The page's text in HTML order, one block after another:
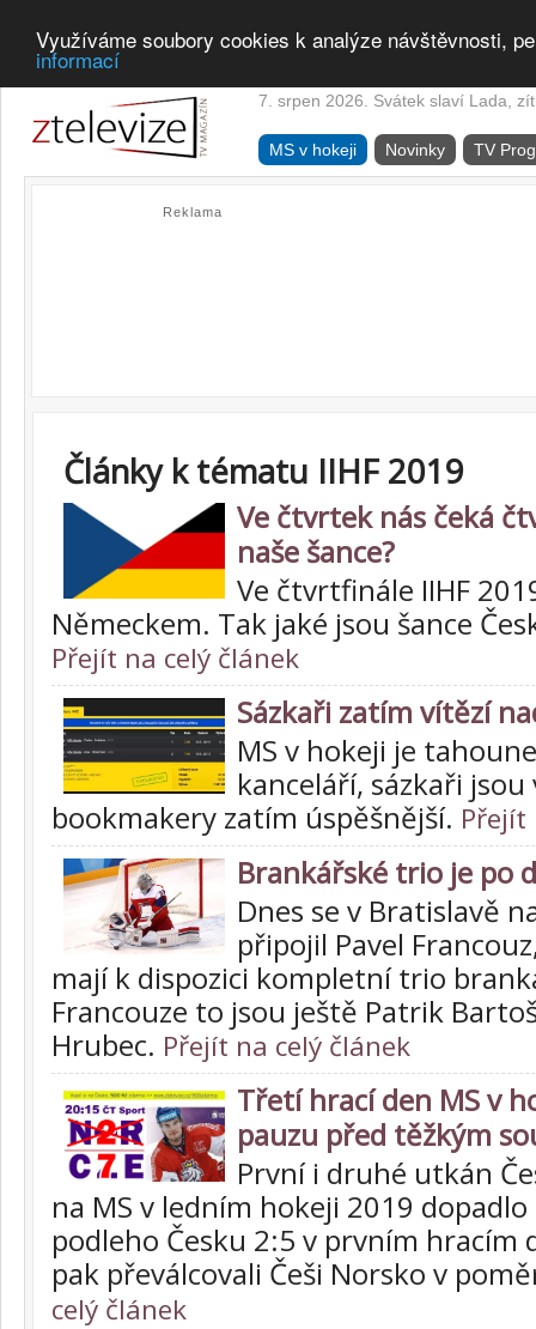
Využíváme soubory cookies k analýze návštěvnosti,
informací
7. srpen 2026. Svátek slaví Lada,
MS v hokeji Novinky TV
Reklama
Články k tématu IIHF 2019
Ve čtvrtek nás čeká
naše šance?
Ve čtvrtfinále IIHF
Německem. Tak jaké jsou šance
Přejít na celý článek
Sázkaři zatím vítězí
MS v hokeji je
kanceláří, sázkaři
bookmakery zatím úspěšnější. Přejít
Brankářské trio je po
Dnes se v Bratislavě
připojil Pavel
mají k dispozici kompletní trio
Francouze to jsou ještě Patrik
Hrubec. Přejít na celý článek
Třetí hrací den MS v
pauzu před těžkým
První i druhé utkán
na MS v ledním hokeji 2019 dopadlo
podleho Česku 2:5 v prvním hracím
pak převálcovali Češi Norsko v
celý článek